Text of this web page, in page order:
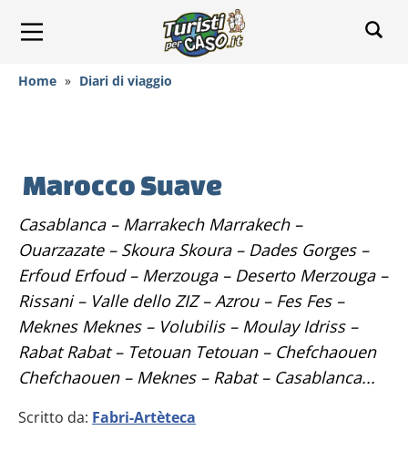
Home » Diari di viaggio
Marocco Suave
Casablanca – Marrakech Marrakech –
Ouarzazate – Skoura Skoura – Dades Gorges –
Erfoud Erfoud – Merzouga – Deserto Merzouga –
Rissani – Valle dello ZIZ – Azrou – Fes Fes –
Meknes Meknes – Volubilis – Moulay Idriss –
Rabat Rabat – Tetouan Tetouan – Chefchaouen
Chefchaouen – Meknes – Rabat – Casablanca...
Scritto da: Fabri-Artèteca